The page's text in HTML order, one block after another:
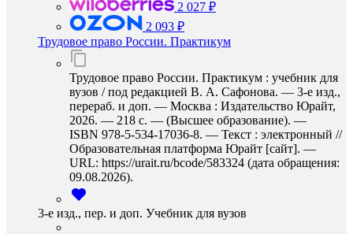
2 027 ₽
2 093 ₽
Трудовое право России. Практикум
Трудовое право России. Практикум : учебник для
вузов / под редакцией В. А. Сафонова. — 3-е изд.,
перераб. и доп. — Москва : Издательство Юрайт,
2026. — 218 с. — (Высшее образование). —
ISBN 978-5-534-17036-8. — Текст : электронный //
Образовательная платформа Юрайт [сайт]. —
URL: https://urait.ru/bcode/583324 (дата обращения:
09.08.2026).
3-е изд., пер. и доп. Учебник для вузов